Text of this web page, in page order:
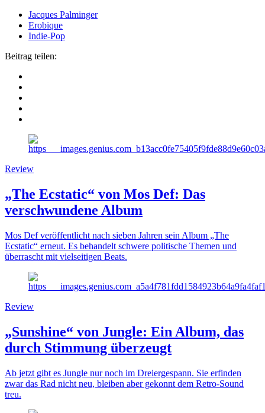
Jacques Palminger
Erobique
Indie-Pop
Beitrag teilen:
Review
„The Ecstatic“ von Mos Def: Das
verschwundene Album
Mos Def veröffentlicht nach sieben Jahren sein Album „The
Ecstatic“ erneut. Es behandelt schwere politische Themen und
überrascht mit vielseitigen Beats.
Review
„Sunshine“ von Jungle: Ein Album, das
durch Stimmung überzeugt
Ab jetzt gibt es Jungle nur noch im Dreiergespann. Sie erfinden
zwar das Rad nicht neu, bleiben aber gekonnt dem Retro-Sound
treu.